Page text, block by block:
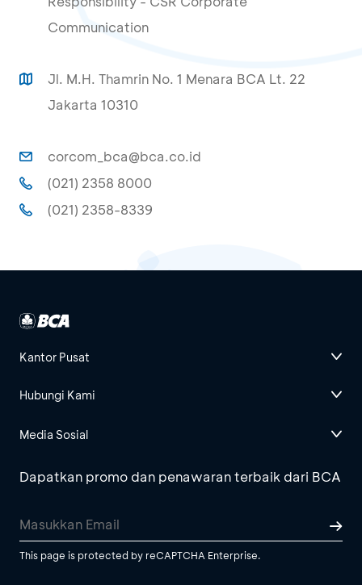
Communication
Jl. M.H. Thamrin No. 1 Menara BCA Lt. 22
Jakarta 10310
corcom_bca@bca.co.id
(021) 2358 8000
(021) 2358-8339
Kantor Pusat
Hubungi Kami
Media Sosial
Dapatkan promo dan penawaran terbaik dari BCA
This page is protected by reCAPTCHA Enterprise.